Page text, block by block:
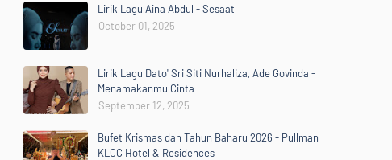
Lirik Lagu Aina Abdul - Sesaat
October 01, 2025
Lirik Lagu Dato' Sri Siti Nurhaliza, Ade Govinda -
Menamakanmu Cinta
September 12, 2025
Bufet Krismas dan Tahun Baharu 2026 - Pullman
KLCC Hotel & Residences